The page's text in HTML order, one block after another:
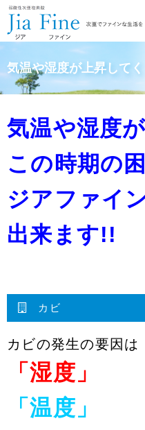
気温や湿度が上昇して
気温や湿度
この時期の
ジアファイ
出来ます!!
カビ
カビの発生の要因は
「湿度」
「温度」